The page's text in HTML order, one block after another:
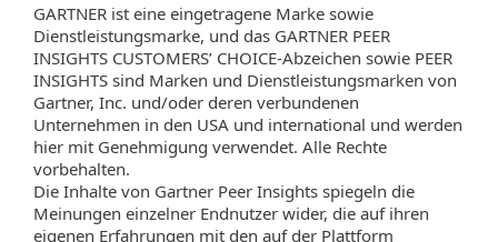
GARTNER ist eine eingetragene Marke sowie
Dienstleistungsmarke, und das GARTNER PEER
INSIGHTS CUSTOMERS’ CHOICE‑Abzeichen sowie PEER
INSIGHTS sind Marken und Dienstleistungsmarken von
Gartner, Inc. und/oder deren verbundenen
Unternehmen in den USA und international und werden
hier mit Genehmigung verwendet. Alle Rechte
vorbehalten.
Die Inhalte von Gartner Peer Insights spiegeln die
Meinungen einzelner Endnutzer wider, die auf ihren
eigenen Erfahrungen mit den auf der Plattform